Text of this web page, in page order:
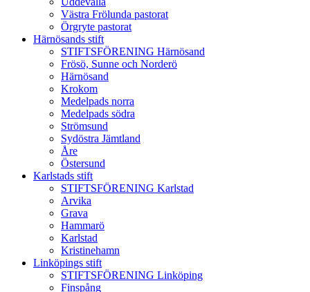
Västra Frölunda pastorat
Örgryte pastorat
Härnösands stift
STIFTSFÖRENING Härnösand
Frösö, Sunne och Norderö
Härnösand
Krokom
Medelpads norra
Medelpads södra
Strömsund
Sydöstra Jämtland
Åre
Östersund
Karlstads stift
STIFTSFÖRENING Karlstad
Arvika
Grava
Hammarö
Karlstad
Kristinehamn
Linköpings stift
STIFTSFÖRENING Linköping
Finspång